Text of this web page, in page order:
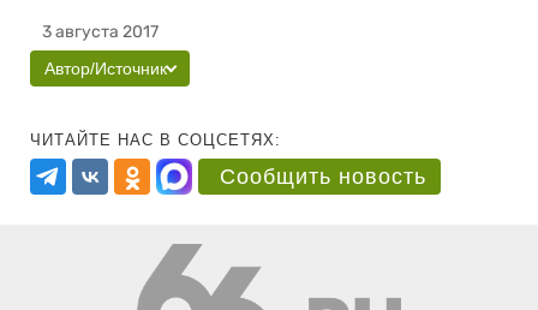
3 августа 2017
Автор/Источник
ЧИТАЙТЕ НАС В СОЦСЕТЯХ:
Сообщить новость